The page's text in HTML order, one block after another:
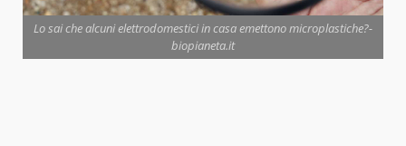
Lo sai che alcuni elettrodomestici in casa emettono microplastiche?-
biopianeta.it